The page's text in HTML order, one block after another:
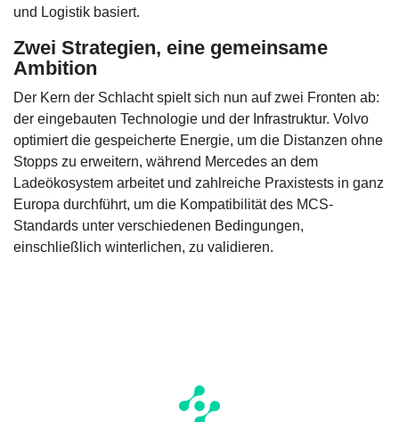
und Logistik basiert.
Zwei Strategien, eine gemeinsame
Ambition
Der Kern der Schlacht spielt sich nun auf zwei Fronten ab:
der eingebauten Technologie und der Infrastruktur. Volvo
optimiert die gespeicherte Energie, um die Distanzen ohne
Stopps zu erweitern, während Mercedes an dem
Ladeökosystem arbeitet und zahlreiche Praxistests in ganz
Europa durchführt, um die Kompatibilität des MCS-
Standards unter verschiedenen Bedingungen,
einschließlich winterlichen, zu validieren.